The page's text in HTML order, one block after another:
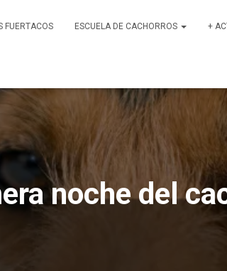
FUERTACOS ESCUELA DE CACHORROS +
noche del